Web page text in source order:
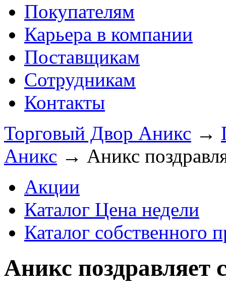
Покупателям
Карьера в компании
Поставщикам
Сотрудникам
Контакты
Торговый Двор Аникс →
Аникс → Аникс
Акции
Каталог Цена недели
Каталог собственного
Аникс поздравляет